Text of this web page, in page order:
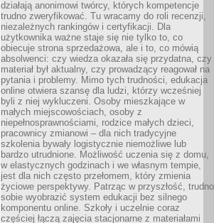
działają anonimowi twórcy, których kompetencje
trudno zweryfikować. Tu wracamy do roli recenzji,
niezależnych rankingów i certyfikacji. Dla
użytkownika ważne staje się nie tylko to, co
obiecuje strona sprzedażowa, ale i to, co mówią
absolwenci: czy wiedza okazała się przydatna, czy
materiał był aktualny, czy prowadzący reagował na
pytania i problemy. Mimo tych trudności, edukacja
online otwiera szansę dla ludzi, którzy wcześniej
byli z niej wykluczeni. Osoby mieszkające w
małych miejscowościach, osoby z
niepełnosprawnościami, rodzice małych dzieci,
pracownicy zmianowi – dla nich tradycyjne
szkolenia bywały logistycznie niemożliwe lub
bardzo utrudnione. Możliwość uczenia się z domu,
w elastycznych godzinach i we własnym tempie,
jest dla nich często przełomem, który zmienia
życiowe perspektywy. Patrząc w przyszłość, trudno
sobie wyobrazić system edukacji bez silnego
komponentu online. Szkoły i uczelnie coraz
częściej łączą zajęcia stacjonarne z materiałami